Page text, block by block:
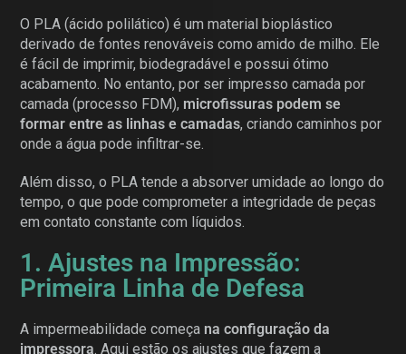
O PLA (ácido polilático) é um material bioplástico
derivado de fontes renováveis como amido de milho. Ele
é fácil de imprimir, biodegradável e possui ótimo
acabamento. No entanto, por ser impresso camada por
camada (processo FDM), microfissuras podem se
formar entre as linhas e camadas, criando caminhos por
onde a água pode infiltrar-se.
Além disso, o PLA tende a absorver umidade ao longo do
tempo, o que pode comprometer a integridade de peças
em contato constante com líquidos.
1. Ajustes na Impressão:
Primeira Linha de Defesa
A impermeabilidade começa na configuração da
impressora. Aqui estão os ajustes que fazem a